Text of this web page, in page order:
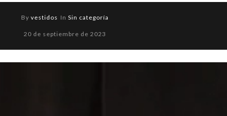
By vestidos In Sin categoría
20 de septiembre de 2023